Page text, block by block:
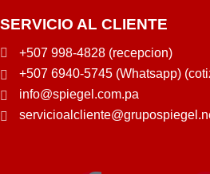
SERVICIO AL CLIENTE
+507 998-4828 (recepcion)
+507 6940-5745 (Whatsapp)
info@spiegel.com.pa